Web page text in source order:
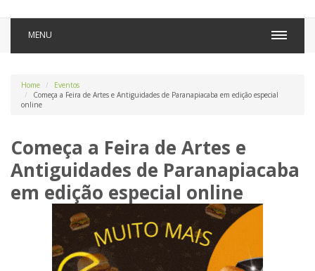
MENU
Home
Eventos
Começa a Feira de Artes e Antiguidades de Paranapiacaba em edição especial
online
Começa a Feira de Artes e
Antiguidades de Paranapiacaba
em edição especial online